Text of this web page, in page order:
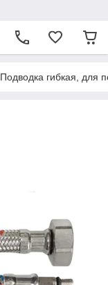
Подводка гибкая, для